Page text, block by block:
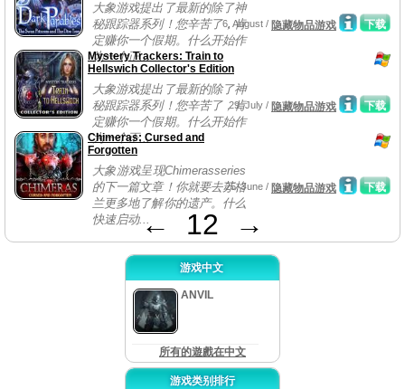
大象游戏提出了最新的除了神
秘跟踪器系列！您辛苦了，肯
定赚你一个假期。什么开始作
为一个正...
下载
6, August / 隐藏物品游戏
Mystery Trackers: Train to
Hellswich Collector's Edition
大象游戏提出了最新的除了神
秘跟踪器系列！您辛苦了，肯
定赚你一个假期。什么开始作
为一个正...
下载
29, July / 隐藏物品游戏
Chimeras: Cursed and
Forgotten
大象游戏呈现Chimerasseries
的下一篇文章！你就要去苏格
兰更多地了解你的遗产。什么
快速启动...
下载
25, June / 隐藏物品游戏
← 12 →
游戏中文
ANVIL
所有的遊戲在中文
游戏类别排行